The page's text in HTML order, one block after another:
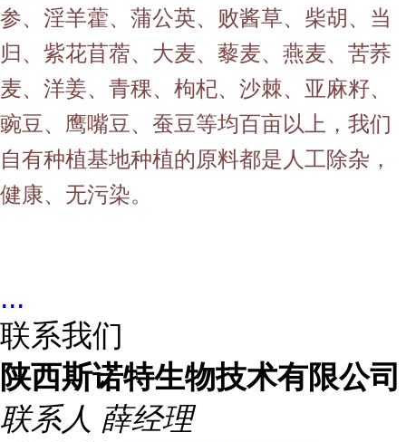
参、淫羊藿、蒲公英、败酱草、柴胡、当
归、紫花苜蓿、大麦、藜麦、燕麦、苦荞
麦、洋姜、青稞、枸杞、沙棘、亚麻籽、
豌豆、鹰嘴豆、蚕豆等均百亩以上，我们
自有种植基地种植的原料都是人工除杂，
健康、无污染。
...
联系我们
陕西斯诺特生物技术有限公司
联系人 薛经理